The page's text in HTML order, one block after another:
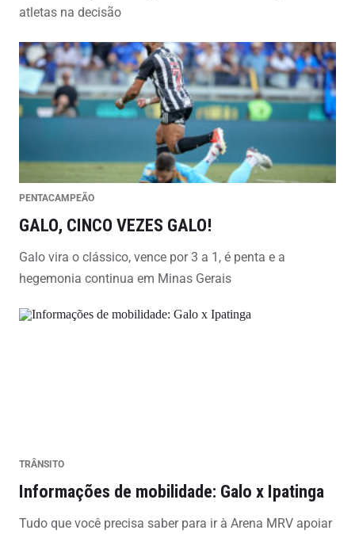
atletas na decisão
PENTACAMPEÃO
GALO, CINCO VEZES GALO!
Galo vira o clássico, vence por 3 a 1, é penta e a
hegemonia continua em Minas Gerais
TRÂNSITO
Informações de mobilidade: Galo x Ipatinga
Tudo que você precisa saber para ir à Arena MRV apoiar